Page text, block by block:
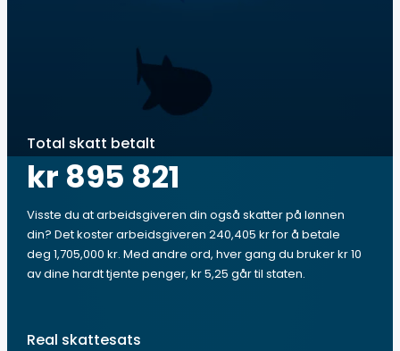
Total skatt betalt
kr 895 821
Visste du at arbeidsgiveren din også skatter på lønnen
din? Det koster arbeidsgiveren 240,405 kr for å betale
deg 1,705,000 kr. Med andre ord, hver gang du bruker kr 10
av dine hardt tjente penger, kr 5,25 går til staten.
Real skattesats